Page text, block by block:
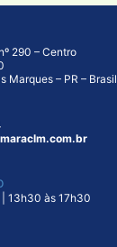
290 – Centro
Marques – PR – Brasil
13h30 às 17h30